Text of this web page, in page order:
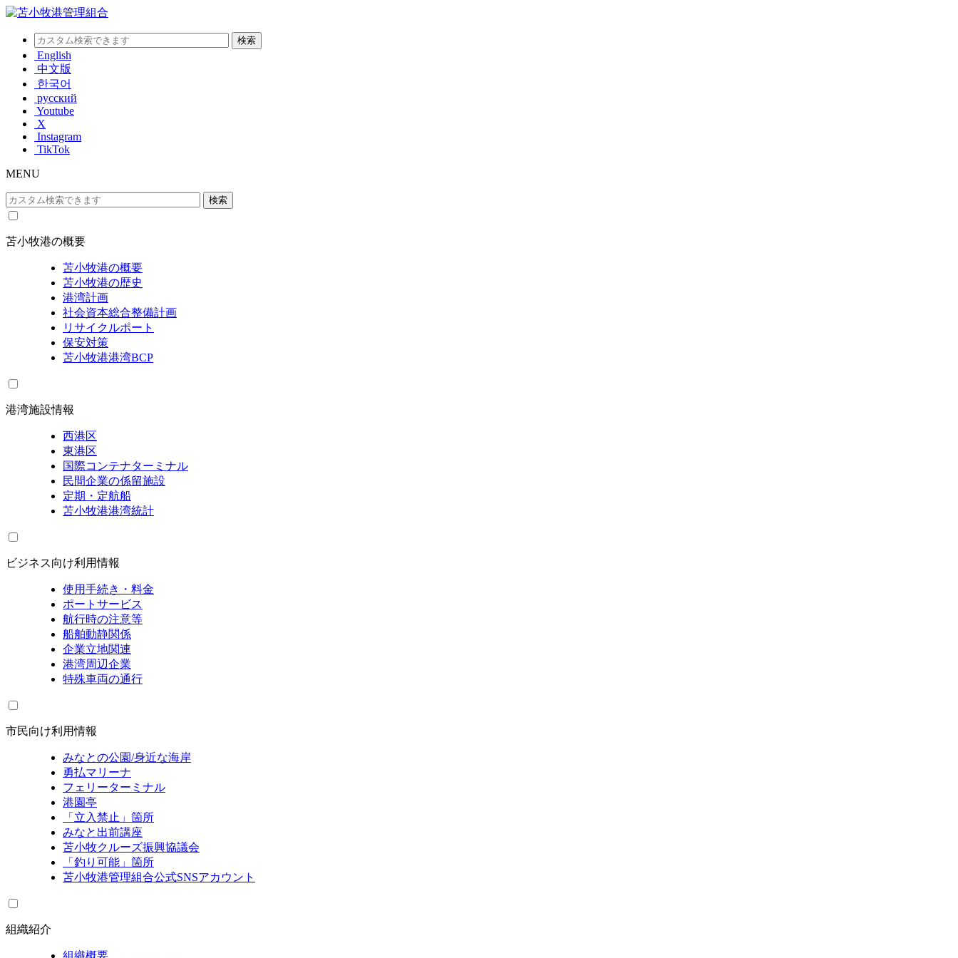
English
中文版
한국어
русский
Youtube
X
Instagram
TikTok
MENU
苫小牧港の概要
苫小牧港の概要
苫小牧港の歴史
港湾計画
社会資本総合整備計画
リサイクルポート
保安対策
苫小牧港港湾BCP
港湾施設情報
西港区
東港区
国際コンテナターミナル
民間企業の係留施設
定期・定航船
苫小牧港港湾統計
ビジネス向け利用情報
使用手続き・料金
ポートサービス
航行時の注意等
船舶動静関係
企業立地関連
港湾周辺企業
特殊車両の通行
市民向け利用情報
みなとの公園/身近な海岸
勇払マリーナ
フェリーターミナル
港園亭
「立入禁止」箇所
みなと出前講座
苫小牧クルーズ振興協議会
「釣り可能」箇所
苫小牧港管理組合公式SNSアカウント
組織紹介
組織概要